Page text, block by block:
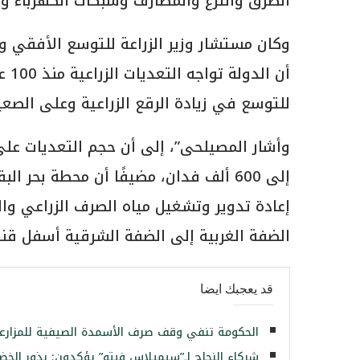
وكان مستشار وزير الزراعة للتوسع
للتوسع في زيادة الرقع الزراعية وعلى
إعادة تدوير وتشغيل مياه الصرف
الضفة الغربية إلى الضفة الشرقية أسفل
قد يعجبك ايضا
الحكومة تنفي وقف صرف الأسمدة الصيفية